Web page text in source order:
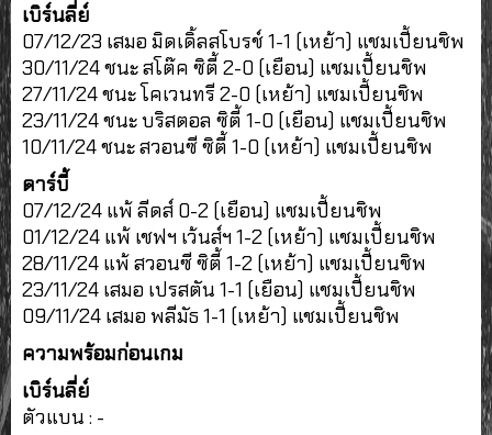
เบิร์นลี่ย์
07/12/23 เสมอ มิดเดิ้ลสโบรช์ 1-1 (เหย้า) แชมเปี้ยนชิพ
30/11/24 ชนะ สโต๊ค ซิตี้ 2-0 (เยือน) แชมเปี้ยนชิพ
27/11/24 ชนะ โคเวนทรี 2-0 (เหย้า) แชมเปี้ยนชิพ
23/11/24 ชนะ บริสตอล ซิตี้ 1-0 (เยือน) แชมเปี้ยนชิพ
10/11/24 ชนะ สวอนซี ซิตี้ 1-0 (เหย้า) แชมเปี้ยนชิพ
ดาร์บี้
07/12/24 แพ้ ลีดส์ 0-2 (เยือน) แชมเปี้ยนชิพ
01/12/24 แพ้ เชฟฯ เว้นส์ฯ 1-2 (เหย้า) แชมเปี้ยนชิพ
28/11/24 แพ้ สวอนซี ซิตี้ 1-2 (เหย้า) แชมเปี้ยนชิพ
23/11/24 เสมอ เปรสตัน 1-1 (เยือน) แชมเปี้ยนชิพ
09/11/24 เสมอ พลีมัธ 1-1 (เหย้า) แชมเปี้ยนชิพ
ความพร้อมก่อนเกม
เบิร์นลี่ย์
ตัวแบน : -